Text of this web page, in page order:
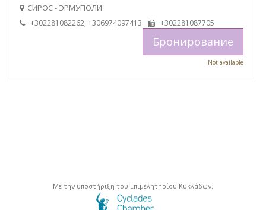
СИРОС - ЭРМУПОЛИ
+302281082262, +306974097413 +302281087705
Бронирование
Not available
Με την υποστήριξη του Επιμελητηρίου Κυκλάδων.